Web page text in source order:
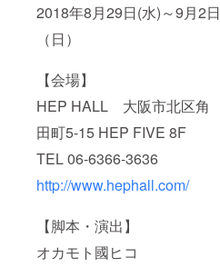
2018年8月29日(水)～9月2日
（日）
【会場】
HEP HALL 大阪市北区角
田町5-15 HEP FIVE 8F
TEL 06-6366-3636
http://www.hephall.com/
【脚本・演出】
オカモト國ヒコ